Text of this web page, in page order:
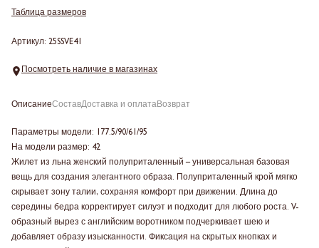
Таблица размеров
Артикул: 25SSVE41
Посмотреть наличие в магазинах
ОписаниеСоставДоставка и оплатаВозврат
Параметры модели: 177.5/90/61/95
На модели размер: 42
Жилет из льна женский полуприталенный – универсальная базовая
вещь для создания элегантного образа. Полуприталенный крой мягко
скрывает зону талии, сохраняя комфорт при движении. Длина до
середины бедра корректирует силуэт и подходит для любого роста. V-
образный вырез с английским воротником подчеркивает шею и
добавляет образу изысканности. Фиксация на скрытых кнопках и